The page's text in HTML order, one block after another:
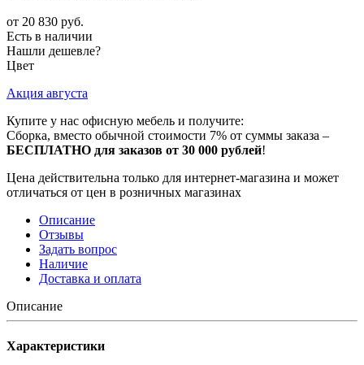
от 20 830 руб.
Есть в наличии
Нашли дешевле?
Цвет
Акция августа
Купите у нас офисную мебель и получите:
Сборка, вместо обычной стоимости 7% от суммы заказа –
БЕСПЛАТНО для заказов от 30 000 рублей!
Цена действительна только для интернет-магазина и может
отличаться от цен в розничных магазинах
Описание
Отзывы
Задать вопрос
Наличие
Доставка и оплата
Описание
Характеристики